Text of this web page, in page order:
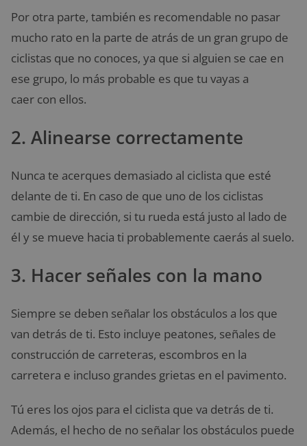
Por otra parte, también es recomendable no pasar
mucho rato en la parte de atrás de un gran grupo de
ciclistas que no conoces, ya que si alguien se cae en
ese grupo, lo más probable es que tu vayas a
caer con ellos.
2. Alinearse correctamente
Nunca te acerques demasiado al ciclista que esté
delante de ti. En caso de que uno de los ciclistas
cambie de dirección, si tu rueda está justo al lado de
él y se mueve hacia ti probablemente caerás al suelo.
3. Hacer señales con la mano
Siempre se deben señalar los obstáculos a los que
van detrás de ti. Esto incluye peatones, señales de
construcción de carreteras, escombros en la
carretera e incluso grandes grietas en el pavimento.
Tú eres los ojos para el ciclista que va detrás de ti.
Además, el hecho de no señalar los obstáculos puede